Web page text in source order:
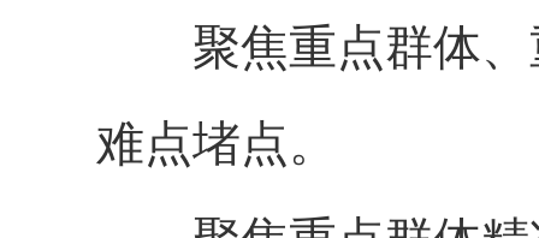
聚焦重点群体
难点堵点。